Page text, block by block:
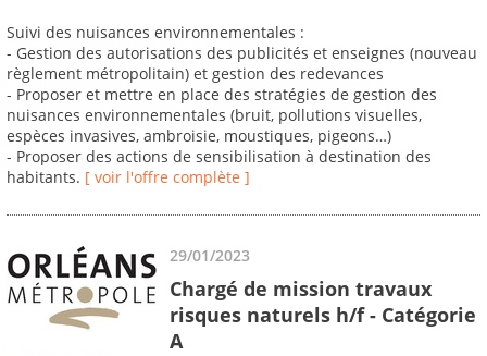
Suivi des nuisances environnementales :
- Gestion des autorisations des publicités et enseignes (nouveau
règlement métropolitain) et gestion des redevances
- Proposer et mettre en place des stratégies de gestion des
nuisances environnementales (bruit, pollutions visuelles,
espèces invasives, ambroisie, moustiques, pigeons…)
- Proposer des actions de sensibilisation à destination des
habitants. [ voir l'offre complète ]
29/01/2023
Chargé de mission travaux
risques naturels h/f - Catégorie
A